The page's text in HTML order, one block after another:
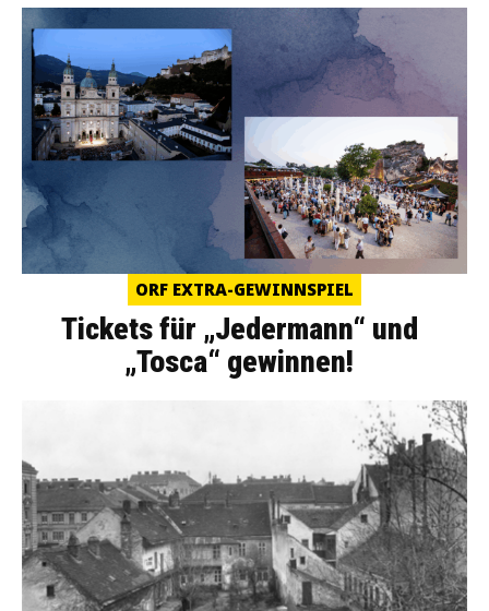
ORF EXTRA-GEWINNSPIEL
Tickets für „Jedermann“ und
„Tosca“ gewinnen!